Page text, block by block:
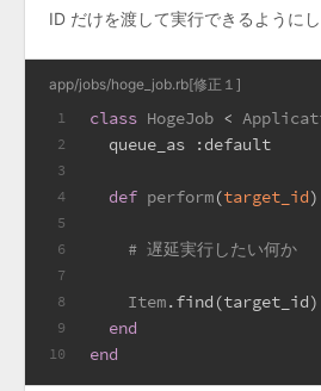
ID だけを渡して実行できるようにし
app/jobs/hoge_job.rb[修正１]
1
2
3
4
5
6
7
8
9
10
class HogeJob <
  queue_as
:default
def perform(target_id)
# 遅延実行したい何か
Item
end
end